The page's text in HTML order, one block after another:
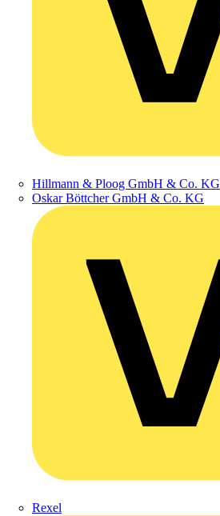
Hillmann & Ploog GmbH & Co. KG
Oskar Böttcher GmbH & Co. KG
Rexel